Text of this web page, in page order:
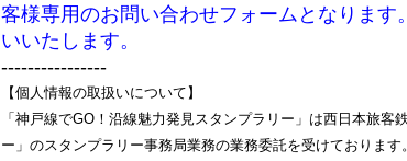
客様専用のお問い合わせフォームとなりま
いいたします。
‐‐‐‐‐‐‐‐‐‐‐‐‐‐‐‐
【個人情報の取扱いについて】
「神戸線でGO！沿線魅力発見スタンプラリー」は西日本旅
ー」のスタンプラリー事務局業務の業務委託を受けております。